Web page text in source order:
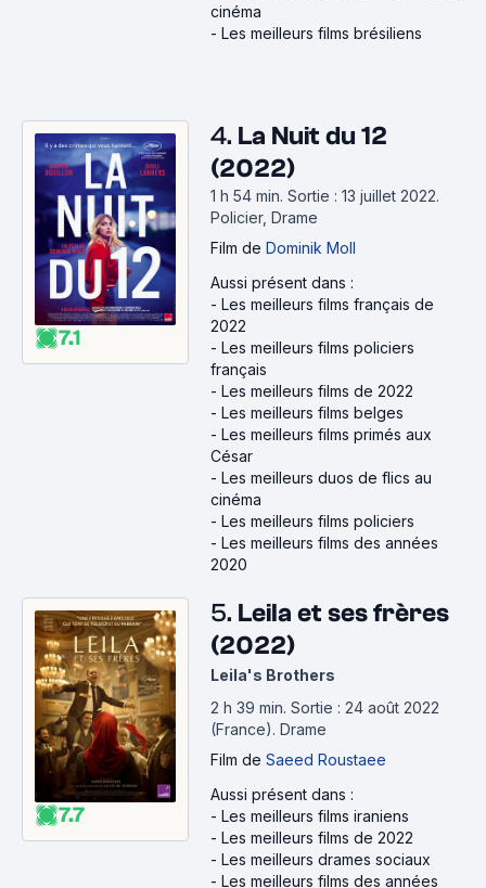
cinéma
- Les meilleurs films brésiliens
7.1
4. La Nuit du 12
(2022)
1 h 54 min. Sortie : 13 juillet 2022.
Policier, Drame
Film de Dominik Moll
Aussi présent dans :
- Les meilleurs films français de
2022
- Les meilleurs films policiers
français
- Les meilleurs films de 2022
- Les meilleurs films belges
- Les meilleurs films primés aux
César
- Les meilleurs duos de flics au
cinéma
- Les meilleurs films policiers
- Les meilleurs films des années
2020
7.7
5. Leila et ses frères
(2022)
Leila's Brothers
2 h 39 min. Sortie : 24 août 2022
(France). Drame
Film de Saeed Roustaee
Aussi présent dans :
- Les meilleurs films iraniens
- Les meilleurs films de 2022
- Les meilleurs drames sociaux
- Les meilleurs films des années